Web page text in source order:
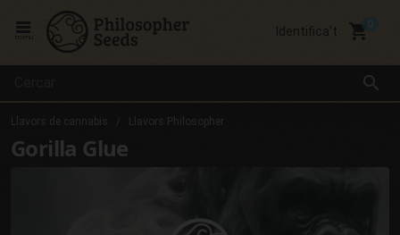
search
Identifica't local_grocery_store
Llavors de cannabis Llavors Philosopher
Gorilla Glue